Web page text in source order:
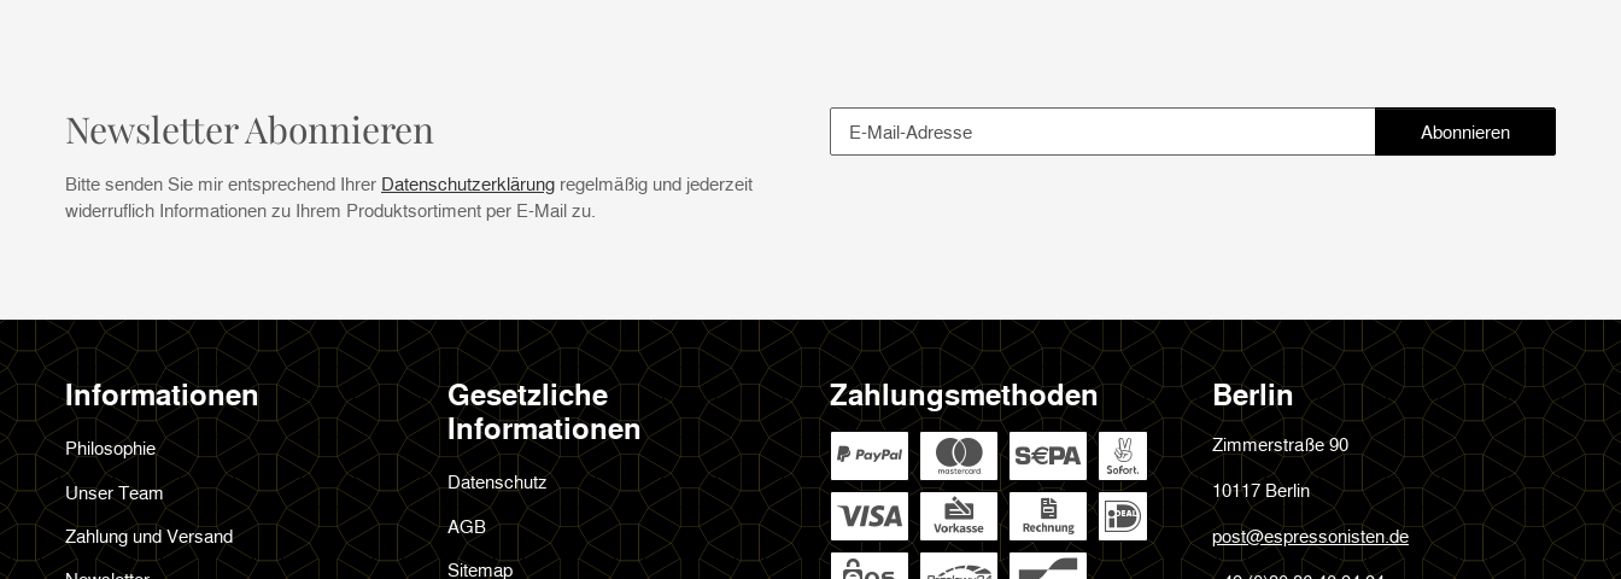
Newsletter Abonnieren
Bitte senden Sie mir entsprechend Ihrer Datenschutzerklärung regelmäßig und jederzeit
widerruflich Informationen zu Ihrem Produktsortiment per E-Mail zu.
AbonnierenAbonnieren
Informationen
Philosophie
Unser Team
Zahlung und Versand
Gesetzliche
Informationen
Datenschutz
AGB
Sitemap
Zahlungsmethoden Berlin
Zimmerstraße 90
10117 Berlin
post@espressonisten.de